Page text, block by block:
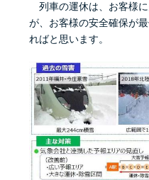
列車の運休は、お客様
が、お客様の安全確保が
ればと思います。